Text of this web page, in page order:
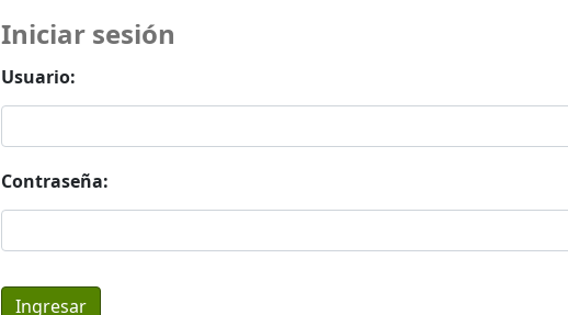
Iniciar sesión
Usuario:
Contraseña: